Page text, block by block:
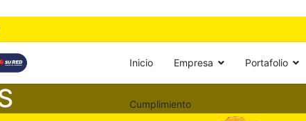
Inicio Empresa Portafolio
Cumplimiento